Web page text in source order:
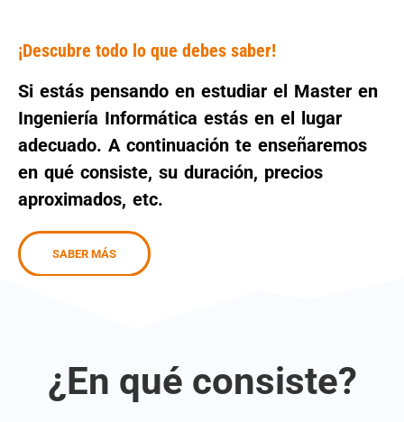
¡Descubre todo lo que debes saber!
Si estás pensando en estudiar el Master en
Ingeniería Informática estás en el lugar
adecuado. A continuación te enseñaremos
en qué consiste, su duración, precios
aproximados, etc.
SABER MÁS
¿En qué consiste?